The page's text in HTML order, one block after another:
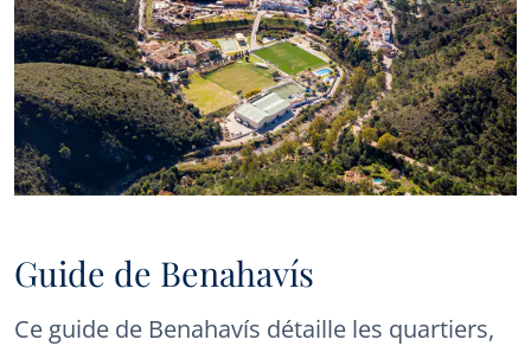
Guide de Benahavís
Ce guide de Benahavís détaille les quartiers,